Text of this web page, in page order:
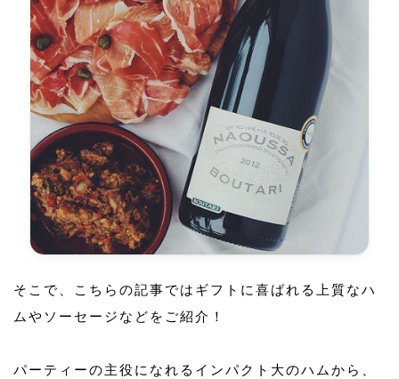
そこで、こちらの記事ではギフトに喜ばれる上質なハ
ムやソーセージなどをご紹介！
パーティーの主役になれるインパクト大のハムから、